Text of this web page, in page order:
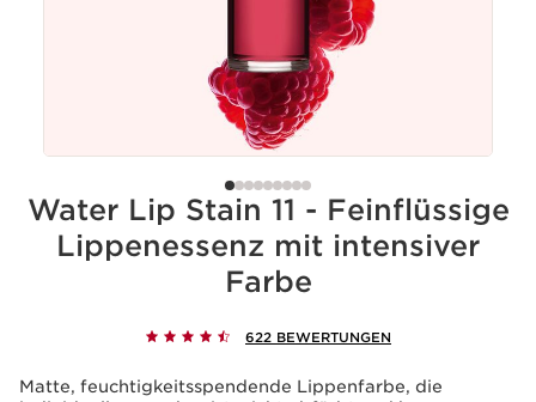
Water Lip Stain 11 - Feinflüssige
Lippenessenz mit intensiver
Farbe
622 BEWERTUNGEN
Matte, feuchtigkeitsspendende Lippenfarbe, die